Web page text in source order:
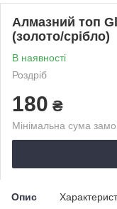
Алмазний топ
(золото/срібло)
В наявності
Роздріб
180 ₴
Мінімальна сума
Опис